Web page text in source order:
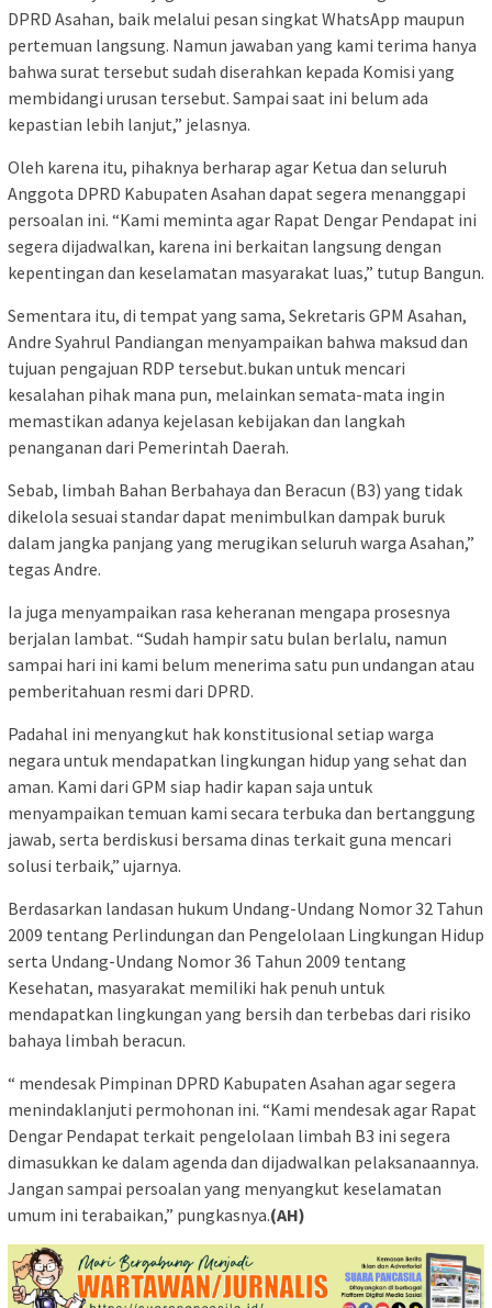
DPRD Asahan, baik melalui pesan singkat WhatsApp maupun
pertemuan langsung. Namun jawaban yang kami terima hanya
bahwa surat tersebut sudah diserahkan kepada Komisi yang
membidangi urusan tersebut. Sampai saat ini belum ada
kepastian lebih lanjut,” jelasnya.
Oleh karena itu, pihaknya berharap agar Ketua dan seluruh
Anggota DPRD Kabupaten Asahan dapat segera menanggapi
persoalan ini. “Kami meminta agar Rapat Dengar Pendapat ini
segera dijadwalkan, karena ini berkaitan langsung dengan
kepentingan dan keselamatan masyarakat luas,” tutup Bangun.
Sementara itu, di tempat yang sama, Sekretaris GPM Asahan,
Andre Syahrul Pandiangan menyampaikan bahwa maksud dan
tujuan pengajuan RDP tersebut.bukan untuk mencari
kesalahan pihak mana pun, melainkan semata-mata ingin
memastikan adanya kejelasan kebijakan dan langkah
penanganan dari Pemerintah Daerah.
Sebab, limbah Bahan Berbahaya dan Beracun (B3) yang tidak
dikelola sesuai standar dapat menimbulkan dampak buruk
dalam jangka panjang yang merugikan seluruh warga Asahan,”
tegas Andre.
Ia juga menyampaikan rasa keheranan mengapa prosesnya
berjalan lambat. “Sudah hampir satu bulan berlalu, namun
sampai hari ini kami belum menerima satu pun undangan atau
pemberitahuan resmi dari DPRD.
Padahal ini menyangkut hak konstitusional setiap warga
negara untuk mendapatkan lingkungan hidup yang sehat dan
aman. Kami dari GPM siap hadir kapan saja untuk
menyampaikan temuan kami secara terbuka dan bertanggung
jawab, serta berdiskusi bersama dinas terkait guna mencari
solusi terbaik,” ujarnya.
Berdasarkan landasan hukum Undang-Undang Nomor 32 Tahun
2009 tentang Perlindungan dan Pengelolaan Lingkungan Hidup
serta Undang-Undang Nomor 36 Tahun 2009 tentang
Kesehatan, masyarakat memiliki hak penuh untuk
mendapatkan lingkungan yang bersih dan terbebas dari risiko
bahaya limbah beracun.
“ mendesak Pimpinan DPRD Kabupaten Asahan agar segera
menindaklanjuti permohonan ini. “Kami mendesak agar Rapat
Dengar Pendapat terkait pengelolaan limbah B3 ini segera
dimasukkan ke dalam agenda dan dijadwalkan pelaksanaannya.
Jangan sampai persoalan yang menyangkut keselamatan
umum ini terabaikan,” pungkasnya.(AH)